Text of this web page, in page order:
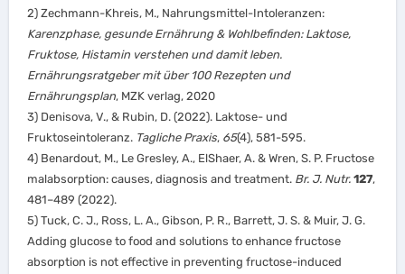
2) Zechmann-Khreis, M., Nahrungsmittel-Intoleranzen:
Karenzphase, gesunde Ernährung & Wohlbefinden: Laktose,
Fruktose, Histamin verstehen und damit leben.
Ernährungsratgeber mit über 100 Rezepten und
Ernährungsplan, MZK verlag, 2020
3) Denisova, V., & Rubin, D. (2022). Laktose- und
Fruktoseintoleranz. Tagliche Praxis, 65(4), 581-595.
4) Benardout, M., Le Gresley, A., ElShaer, A. & Wren, S. P. Fructose
malabsorption: causes, diagnosis and treatment. Br. J. Nutr. 127,
481–489 (2022).
5) Tuck, C. J., Ross, L. A., Gibson, P. R., Barrett, J. S. & Muir, J. G.
Adding glucose to food and solutions to enhance fructose
absorption is not effective in preventing fructose-induced